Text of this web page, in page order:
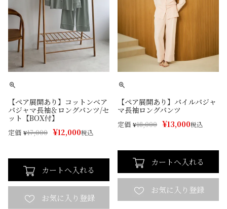
【ペア展開あり】コットンベア
パジャマ長袖＆ロングパンツ/セ
ット【BOX付】
定価 ¥17,000 ¥12,000税込
カートへ入れる
【ペア展開あり】パイルパジャ
マ長袖ロングパンツ
定価 ¥18,000 ¥13,000税込
カートへ入れる